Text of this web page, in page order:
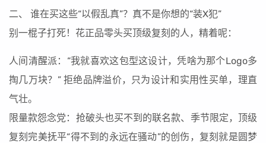
二、 谁在买这些“以假乱真”？真不是你想的“装X犯”
别一棍子打死！花正品零头买顶级复刻的人，精着呢：
人间清醒派：“我就喜欢这包型这设计，凭啥为那个Logo多
掏几万块？” 拒绝品牌溢价，只为设计和实用性买单，理直
气壮。
限量款怨念党：抢破头也买不到的联名款、季节限定，顶级
复刻完美抚平“得不到的永远在骚动”的创伤，复刻就是圆梦